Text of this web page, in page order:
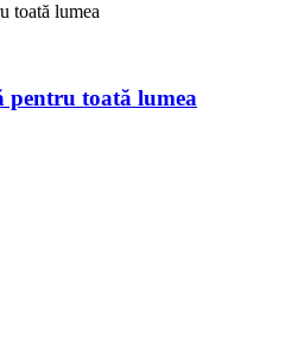
toată lumea
pentru toată lumea